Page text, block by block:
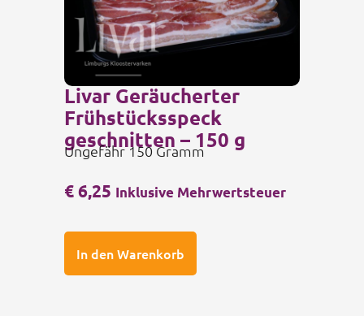
€6,25 Inklusive Mehrwertsteuer
In den Warenkorb
Livar Geräucherter
Frühstücksspeck
geschnitten – 150 g
Ungefähr 150 Gramm